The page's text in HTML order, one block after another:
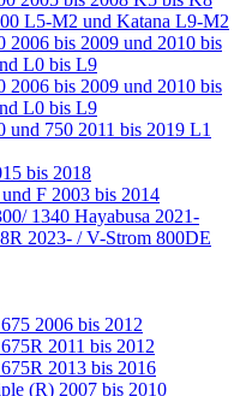
L5-M2 und Katana L9-M2
2006 bis 2009 und 2010 bis
L0 bis L9
2006 bis 2009 und 2010 bis
L0 bis L9
und 750 2011 bis 2019 L1
bis 2018
F 2003 bis 2014
1340 Hayabusa 2021-
2023- / V-Strom 800DE
2006 bis 2012
2011 bis 2012
2013 bis 2016
(R) 2007 bis 2010